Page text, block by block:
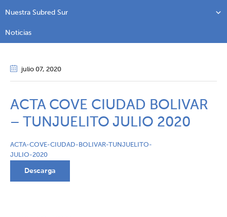
Nuestra Subred Sur
Noticias
julio 07, 2020
ACTA COVE CIUDAD BOLIVAR
– TUNJUELITO JULIO 2020
ACTA-COVE-CIUDAD-BOLIVAR-TUNJUELITO-
JULIO-2020
Descarga